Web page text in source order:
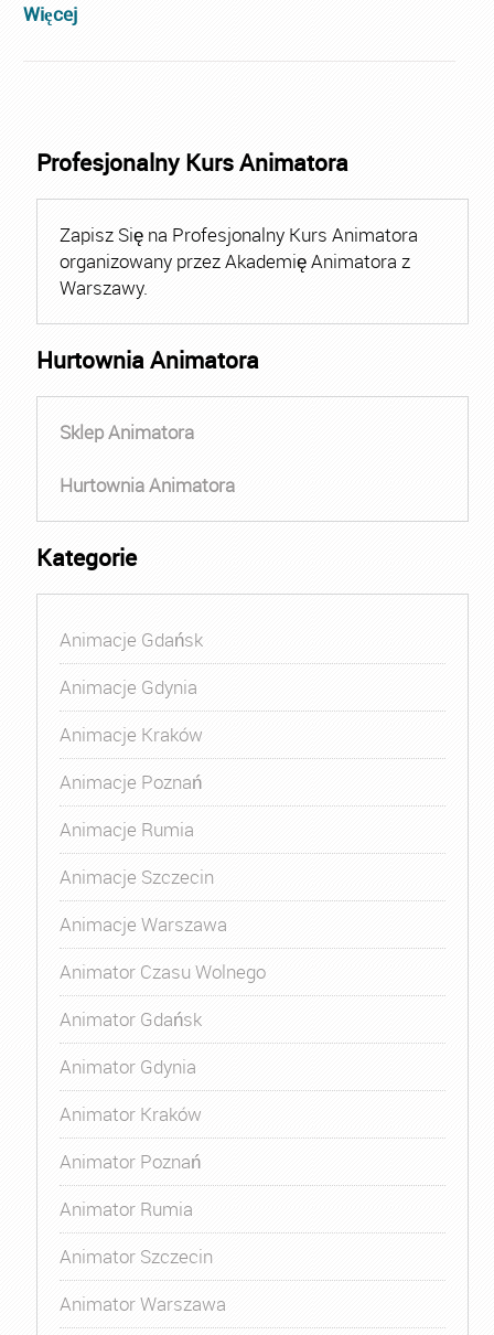
Więcej
Profesjonalny Kurs Animatora
Zapisz Się na Profesjonalny Kurs Animatora
organizowany przez Akademię Animatora z
Warszawy.
Hurtownia Animatora
Sklep Animatora
Hurtownia Animatora
Kategorie
Animacje Gdańsk
Animacje Gdynia
Animacje Kraków
Animacje Poznań
Animacje Rumia
Animacje Szczecin
Animacje Warszawa
Animator Czasu Wolnego
Animator Gdańsk
Animator Gdynia
Animator Kraków
Animator Poznań
Animator Rumia
Animator Szczecin
Animator Warszawa